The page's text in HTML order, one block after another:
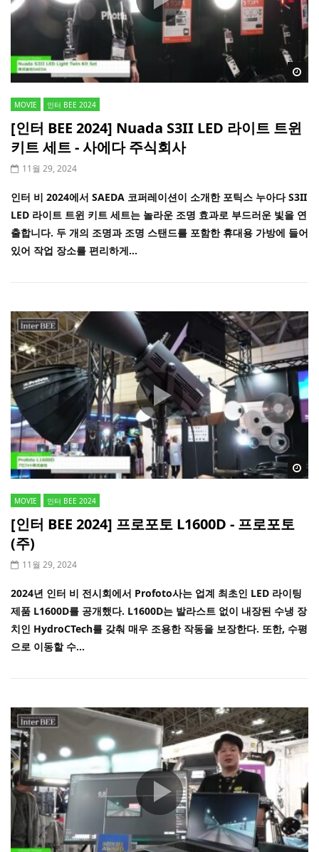
MOVIE 인터 BEE 2024
[인터 BEE 2024] Nuada S3II LED 라이트 트윈
키트 세트 - 사에다 주식회사
11월 29, 2024
인터 비 2024에서 SAEDA 코퍼레이션이 소개한 포틱스 누아다 S3II
LED 라이트 트윈 키트 세트는 놀라운 조명 효과로 부드러운 빛을 연
출합니다. 두 개의 조명과 조명 스탠드를 포함한 휴대용 가방에 들어
있어 작업 장소를 편리하게...
MOVIE 인터 BEE 2024
[인터 BEE 2024] 프로포토 L1600D - 프로포토
(주)
11월 29, 2024
2024년 인터 비 전시회에서 Profoto사는 업계 최초인 LED 라이팅
제품 L1600D를 공개했다. L1600D는 발라스트 없이 내장된 수냉 장
치인 HydroCTech를 갖춰 매우 조용한 작동을 보장한다. 또한, 수평
으로 이동할 수...